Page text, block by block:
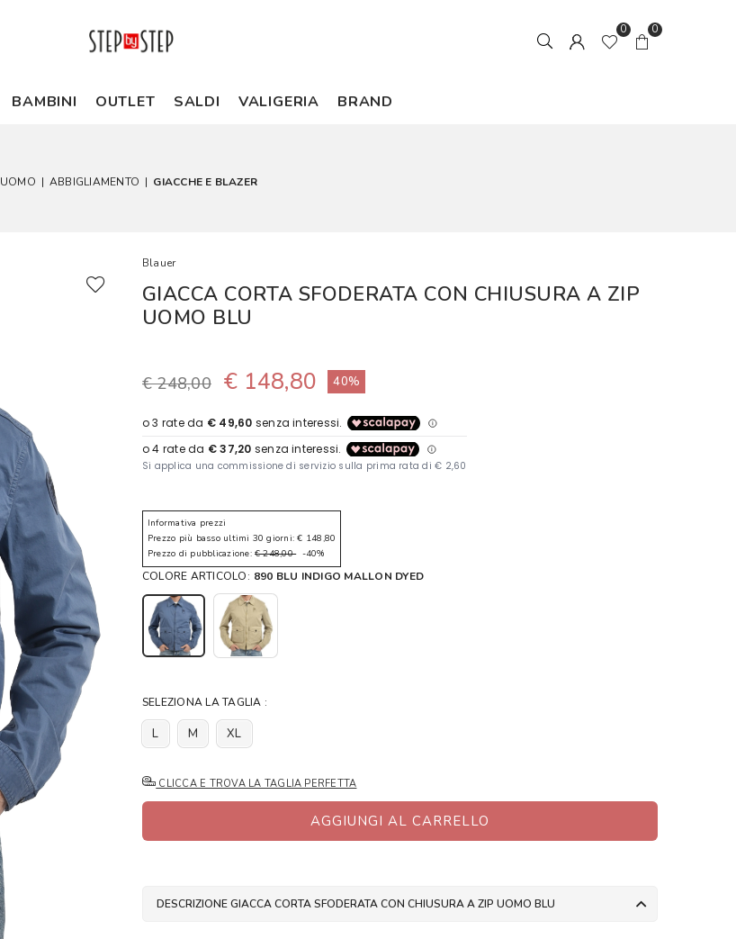
0 0
BAMBINI OUTLET SALDI VALIGERIA BRAND
UOMO | ABBIGLIAMENTO | GIACCHE E BLAZER
Blauer
GIACCA CORTA SFODERATA CON CHIUSURA A ZIP
UOMO BLU
€ 248,00 € 148,80 40%
Informativa prezzi
Prezzo più basso ultimi 30 giorni: € 148,80
Prezzo di pubblicazione: € 248,00-40%
COLORE ARTICOLO: 890 BLU INDIGO MALLON DYED
SELEZIONA LA TAGLIA :
L M XL
CLICCA E TROVA LA TAGLIA PERFETTA
AGGIUNGI AL CARRELLO
DESCRIZIONE GIACCA CORTA SFODERATA CON CHIUSURA A ZIP UOMO BLU